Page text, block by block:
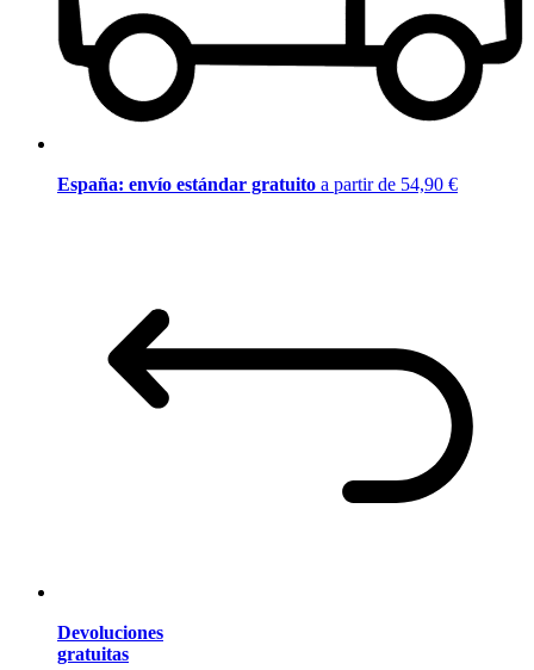
España: envío estándar gratuito a partir de 54,90 €
Devoluciones
gratuitas